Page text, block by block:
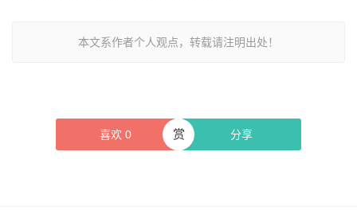
本文系作者个人观点，转载请注明出处！
喜欢 0 分享
赏